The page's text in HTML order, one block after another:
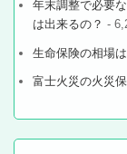
年末調整で必要
は出来るの？ -
生命保険の相場
富士火災の火災